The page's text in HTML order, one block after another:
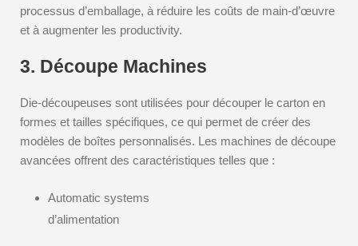
processus d’emballage, à réduire les coûts de main-d’œuvre
et à augmenter les productivity.
3. Découpe Machines
Die-découpeuses sont utilisées pour découper le carton en
formes et tailles spécifiques, ce qui permet de créer des
modèles de boîtes personnalisés. Les machines de découpe
avancées offrent des caractéristiques telles que :
Automatic systems
d’alimentation